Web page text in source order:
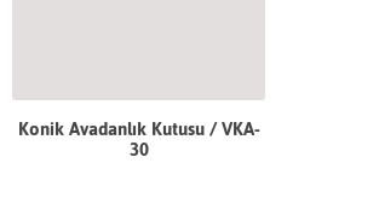
Konik Avadanlık Kutusu / VKA-
30